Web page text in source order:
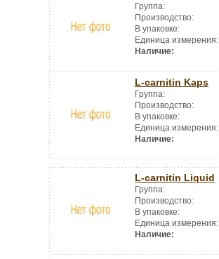
Группа:
Производство:
В упаковке:
Единица измерения:
Наличие:
L-carnitin Kaps
Группа:
Производство:
В упаковке:
Единица измерения:
Наличие:
L-carnitin Liquid
Группа:
Производство:
В упаковке:
Единица измерения:
Наличие: